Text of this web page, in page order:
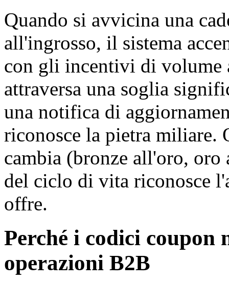
Quando si avvicina una
all'ingrosso, il sistema
con gli incentivi di volume
attraversa una soglia
una notifica di
riconosce la pietra miliare.
cambia (bronze all'oro, oro
del ciclo di vita riconosce
offre.
Perché i codici coupon
operazioni B2B